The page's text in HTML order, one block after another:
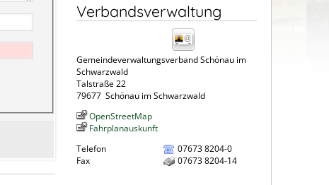
Verbandsverwaltung
Gemeindeverwaltungsverband Schönau im
Schwarzwald
Talstraße 22
79677 Schönau im Schwarzwald
OpenStreetMap
Fahrplanauskunft
Telefon
07673 8204-0
Fax
07673 8204-14